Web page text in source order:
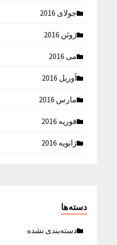
جولای 2016
ژوئن 2016
می 2016
آوریل 2016
مارس 2016
فوریه 2016
ژانویه 2016
دسته‌ها
دسته‌بندی نشده